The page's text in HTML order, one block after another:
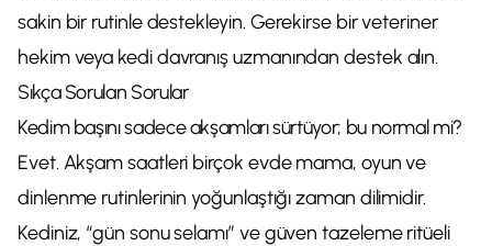
sakin bir rutinle destekleyin. Gerekirse bir veteriner
hekim veya kedi davranış uzmanından destek alın.
Sıkça Sorulan Sorular
Kedim başını sadece akşamları sürtüyor; bu normal mi?
Evet. Akşam saatleri birçok evde mama, oyun ve
dinlenme rutinlerinin yoğunlaştığı zaman dilimidir.
Kediniz, “gün sonu selamı” ve güven tazeleme ritüeli